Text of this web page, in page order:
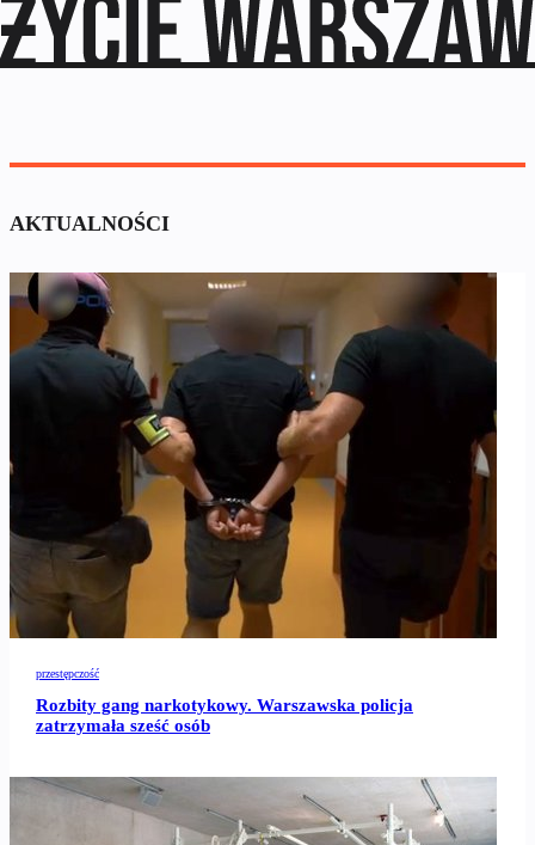
AKTUALNOŚCI
przestępczość
Rozbity gang narkotykowy. Warszawska policja
zatrzymała sześć osób